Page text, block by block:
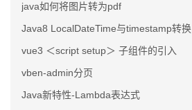
java如何将图片转为pdf
Java8 LocalDateTime与timestamp转换
vue3 ＜script setup＞ 子组件的引入
vben-admin分页
Java新特性-Lambda表达式